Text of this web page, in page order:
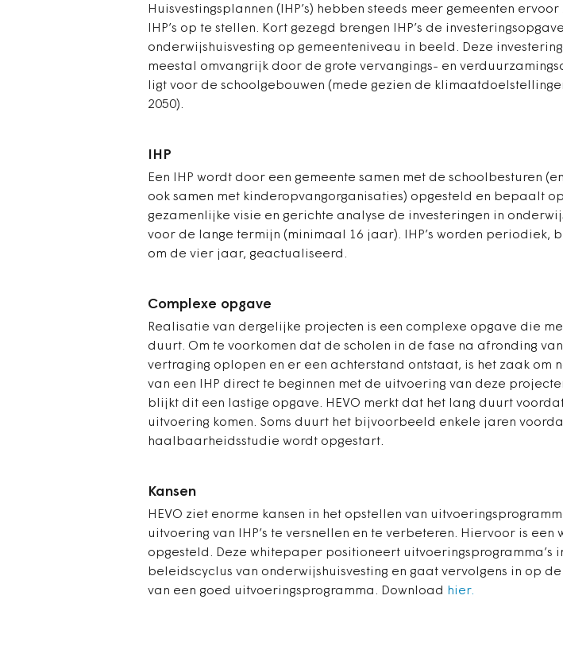
Huisvestingsplannen (IHP’s) hebben steeds meer gemeenten ervoor
IHP’s op te stellen. Kort gezegd brengen IHP’s de
onderwijshuisvesting op gemeenteniveau in beeld. Deze
meestal omvangrijk door de grote vervangings- en
ligt voor de schoolgebouwen (mede gezien de
2050).
IHP
Een IHP wordt door een gemeente samen met de schoolbesturen
ook samen met kinderopvangorganisaties) opgesteld en bepaalt
gezamenlijke visie en gerichte analyse de investeringen in
voor de lange termijn (minimaal 16 jaar). IHP’s worden periodiek,
om de vier jaar, geactualiseerd.
Complexe opgave
Realisatie van dergelijke projecten is een complexe opgave die
duurt. Om te voorkomen dat de scholen in de fase na afronding van
vertraging oplopen en er een achterstand ontstaat, is het zaak om
van een IHP direct te beginnen met de uitvoering van deze
blijkt dit een lastige opgave. HEVO merkt dat het lang duurt
uitvoering komen. Soms duurt het bijvoorbeeld enkele jaren
haalbaarheidsstudie wordt opgestart.
Kansen
HEVO ziet enorme kansen in het opstellen van
uitvoering van IHP’s te versnellen en te verbeteren. Hiervoor is een
opgesteld. Deze whitepaper positioneert uitvoeringsprogramma’s
beleidscyclus van onderwijshuisvesting en gaat vervolgens in op
van een goed uitvoeringsprogramma. Download
hier.